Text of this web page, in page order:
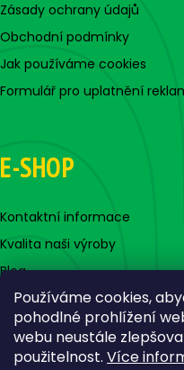
Používáme cookies,
pohodlné prohlížení
webu neustále
použitelnost. Více
Zásady ochrany údajů
Obchodní podmínky
Jak používáme cookies
Formulář pro uplatnění
E-SHOP
Kontaktní informace
Kvalita naši výroby
Blog